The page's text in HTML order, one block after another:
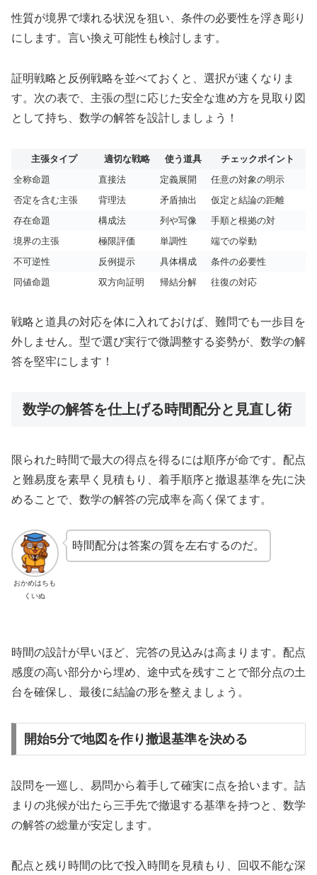
性質が境界で壊れる状況を狙い、条件の必要性を浮き彫り
にします。言い換え可能性も検討します。
証明戦略と反例戦略を並べておくと、選択が速くなりま
す。次の表で、主張の型に応じた安全な進め方を見取り図
として持ち、数学の解答を設計しましょう！
主張タイプ 適切な戦略 使う道具
チェックポイント
全称命題
直接法 定義展開
任意の対象の明示
否定を含む主張
背理法 矛盾抽出
仮定と結論の距離
存在命題
構成法 列や写像
手順と根拠の対
境界の主張
極限評価 単調性
端での挙動
不可逆性
反例提示 具体構成
条件の必要性
同値命題
双方向証明 帰結分解 往復の対応
戦略と道具の対応を体に入れておけば、難問でも一歩目を
外しません。型で選び実行で微調整する姿勢が、数学の解
答を堅牢にします！
数学の解答を仕上げる時間配分と見直し術
限られた時間で最大の得点を得るには順序が命です。配点
と難易度を素早く見積もり、着手順序と撤退基準を先に決
めることで、数学の解答の完成率を高く保てます。
おかめはちも
くいぬ
時間配分は答案の質を左右するのだ。
時間の設計が早いほど、完答の見込みは高まります。配点
感度の高い部分から埋め、途中式を残すことで部分点の土
台を確保し、最後に結論の形を整えましょう。
開始5分で地図を作り撤退基準を決める
設問を一巡し、易問から着手して確実に点を拾います。詰
まりの兆候が出たら三手先で撤退する基準を持つと、数学
の解答の総量が安定します。
配点と残り時間の比で投入時間を見積もり、回収不能な深